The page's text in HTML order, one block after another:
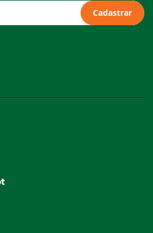
Cadastrar